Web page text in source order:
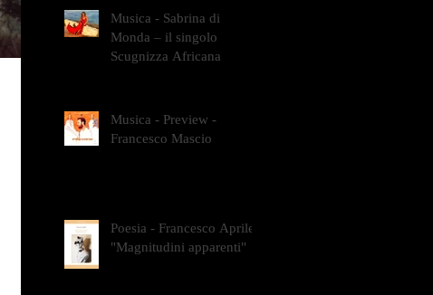
Musica - Sabrina di
Monda – il singolo
Scugnizza Africana
Musica - Preview -
Francesco Mascio
Poesia - Francesco Aprile -
"Magnitudini apparenti"